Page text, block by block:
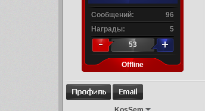
Сообщений:
96
Награды:
5
53
Offline